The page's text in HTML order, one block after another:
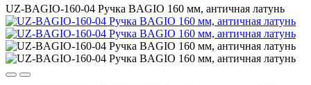
UZ-BAGIO-160-04 Ручка BAGIO 160 мм, античная латунь